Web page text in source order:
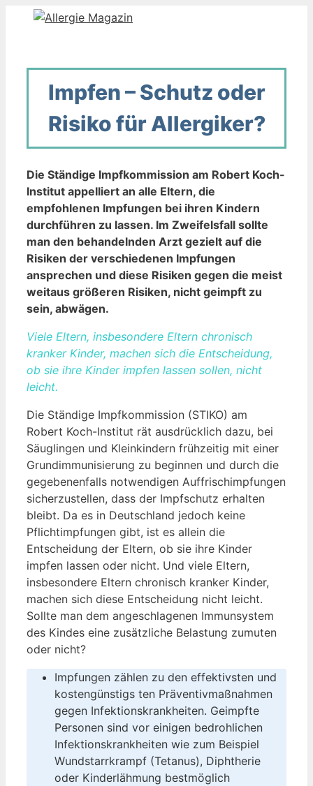
Impfen – Schutz oder
Risiko für Allergiker?
Die Ständige Impfkommission am Robert Koch-
Institut appelliert an alle Eltern, die
empfohlenen Impfungen bei ihren Kindern
durchführen zu lassen. Im Zweifelsfall sollte
man den behandelnden Arzt gezielt auf die
Risiken der verschiedenen Impfungen
ansprechen und diese Risiken gegen die meist
weitaus größeren Risiken, nicht geimpft zu
sein, abwägen.
Viele Eltern, insbesondere Eltern chronisch
kranker Kinder, machen sich die Entscheidung,
ob sie ihre Kinder impfen lassen sollen, nicht
leicht.
Die Ständige Impfkommission (STIKO) am
Robert Koch-Institut rät ausdrücklich dazu, bei
Säuglingen und Kleinkindern frühzeitig mit einer
Grundimmunisierung zu beginnen und durch die
gegebenenfalls notwendigen Auffrischimpfungen
sicherzustellen, dass der Impfschutz erhalten
bleibt. Da es in Deutschland jedoch keine
Pflichtimpfungen gibt, ist es allein die
Entscheidung der Eltern, ob sie ihre Kinder
impfen lassen oder nicht. Und viele Eltern,
insbesondere Eltern chronisch kranker Kinder,
machen sich diese Entscheidung nicht leicht.
Sollte man dem angeschlagenen Immunsystem
des Kindes eine zusätzliche Belastung zumuten
oder nicht?
Impfungen zählen zu den effektivsten und
kostengünstigs ten Präventivmaßnahmen
gegen Infektionskrankheiten. Geimpfte
Personen sind vor einigen bedrohlichen
Infektionskrankheiten wie zum Beispiel
Wundstarrkrampf (Tetanus), Diphtherie
oder Kinderlähmung bestmöglich